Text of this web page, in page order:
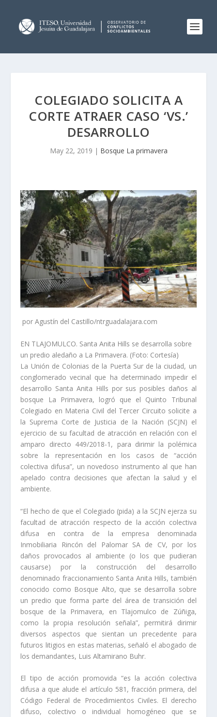
COLEGIADO SOLICITA A
CORTE ATRAER CASO ‘VS.’
DESARROLLO
May 22, 2019 | Bosque La primavera
por Agustín del Castillo/ntrguadalajara.com
EN TLAJOMULCO. Santa Anita Hills se desarrolla sobre
un predio aledaño a La Primavera. (Foto: Cortesía)
La Unión de Colonias de la Puerta Sur de la ciudad, un
conglomerado vecinal que ha determinado impedir el
desarrollo Santa Anita Hills por sus posibles daños al
bosque La Primavera, logró que el Quinto Tribunal
Colegiado en Materia Civil del Tercer Circuito solicite a
la Suprema Corte de Justicia de la Nación (SCJN) el
ejercicio de su facultad de atracción en relación con el
amparo directo 449/2018-1, para dirimir la polémica
sobre la representación en los casos de “acción
colectiva difusa”, un novedoso instrumento al que han
apelado contra decisiones que afectan la salud y el
ambiente.
“El hecho de que el Colegiado (pida) a la SCJN ejerza su
facultad de atracción respecto de la acción colectiva
difusa en contra de la empresa denominada
Inmobiliaria Rincón del Palomar SA de CV, por los
daños provocados al ambiente (o los que pudieran
causarse) por la construcción del desarrollo
denominado fraccionamiento Santa Anita Hills, también
conocido como Bosque Alto, que se desarrolla sobre
un predio que forma parte del área de transición del
bosque de la Primavera, en Tlajomulco de Zúñiga,
como la propia resolución señala”, permitirá dirimir
diversos aspectos que sientan un precedente para
futuros litigios en estas materias, señaló el abogado de
los demandantes, Luis Altamirano Buhr.
El tipo de acción promovida “es la acción colectiva
difusa a que alude el artículo 581, fracción primera, del
Código Federal de Procedimientos Civiles. El derecho
difuso, colectivo o individual homogéneo que se